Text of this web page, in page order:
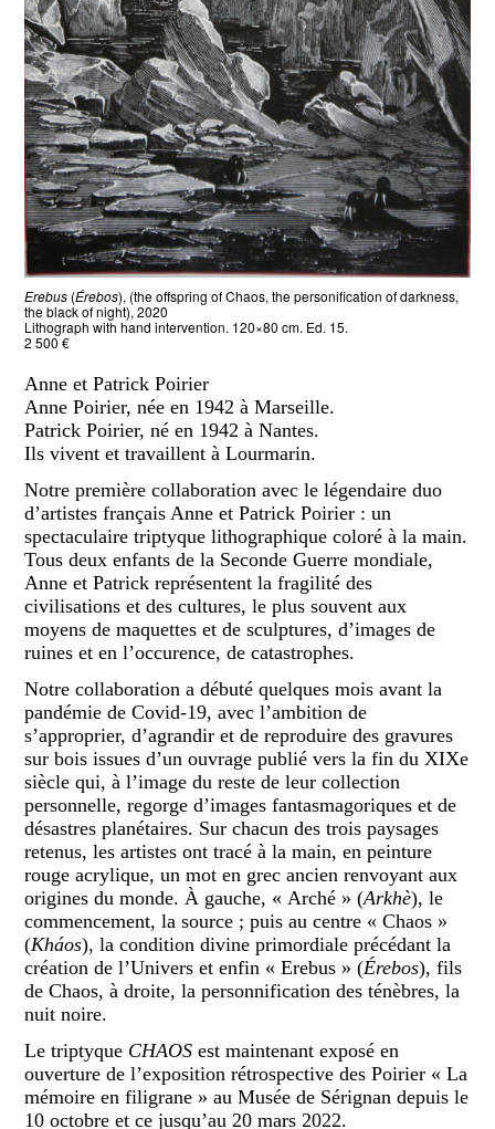
Erebus (Érebos), (the offspring of Chaos, the personification of darkness,
the black of night), 2020
Lithograph with hand intervention. 120×80 cm. Ed. 15.
2 500 €
Anne et Patrick Poirier
Anne Poirier, née en 1942 à Marseille.
Patrick Poirier, né en 1942 à Nantes.
Ils vivent et travaillent à Lourmarin.
Notre première collaboration avec le légendaire duo
d’artistes français Anne et Patrick Poirier : un
spectaculaire triptyque lithographique coloré à la main.
Tous deux enfants de la Seconde Guerre mondiale,
Anne et Patrick représentent la fragilité des
civilisations et des cultures, le plus souvent aux
moyens de maquettes et de sculptures, d’images de
ruines et en l’occurence, de catastrophes.
Notre collaboration a débuté quelques mois avant la
pandémie de Covid-19, avec l’ambition de
s’approprier, d’agrandir et de reproduire des gravures
sur bois issues d’un ouvrage publié vers la fin du XIXe
siècle qui, à l’image du reste de leur collection
personnelle, regorge d’images fantasmagoriques et de
désastres planétaires. Sur chacun des trois paysages
retenus, les artistes ont tracé à la main, en peinture
rouge acrylique, un mot en grec ancien renvoyant aux
origines du monde. À gauche, « Arché » (Arkhè), le
commencement, la source ; puis au centre « Chaos »
(Kháos), la condition divine primordiale précédant la
création de l’Univers et enfin « Erebus » (Érebos), fils
de Chaos, à droite, la personnification des ténèbres, la
nuit noire.
Le triptyque CHAOS est maintenant exposé en
ouverture de l’exposition rétrospective des Poirier « La
mémoire en filigrane » au Musée de Sérignan depuis le
10 octobre et ce jusqu’au 20 mars 2022.